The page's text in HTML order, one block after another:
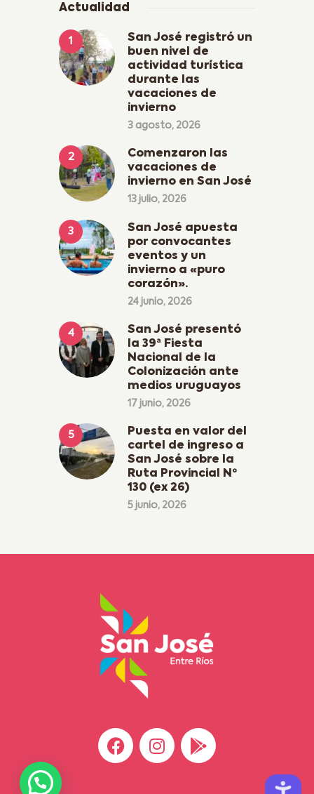
Actualidad
San José registró un
buen nivel de
actividad turística
durante las
vacaciones de
invierno
3 agosto, 2026
Comenzaron las
vacaciones de
invierno en San José
13 julio, 2026
San José apuesta
por convocantes
eventos y un
invierno a «puro
corazón».
24 junio, 2026
San José presentó
la 39ª Fiesta
Nacional de la
Colonización ante
medios uruguayos
17 junio, 2026
Puesta en valor del
cartel de ingreso a
San José sobre la
Ruta Provincial Nº
130 (ex 26)
5 junio, 2026